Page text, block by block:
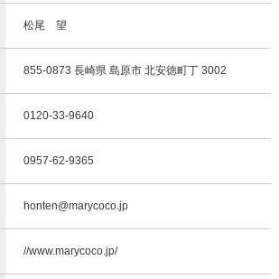
松尾 望
855-0873 長崎県 島原市 北安徳町丁 3002
0120-33-9640
0957-62-9365
honten@marycoco.jp
//www.marycoco.jp/